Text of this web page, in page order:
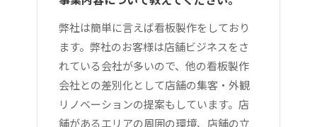
弊社は簡単に言えば看板製作をしており
ます。弊社のお客様は店舗ビジネスをさ
れている会社が多いので、他の看板製作
会社との差別化として店舗の集客・外観
リノベーションの提案もしています。店
舗があるエリアの周囲の環境、店舗の立